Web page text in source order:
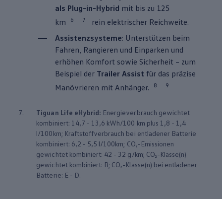
als Plug-in-Hybrid mit bis zu 125
km
6 7
rein elektrischer Reichweite.
Assistenzsysteme: Unterstützen beim
Fahren, Rangieren und Einparken und
erhöhen Komfort sowie Sicherheit – zum
Beispiel der Trailer Assist für das präzise
Manövrieren mit Anhänger.
8 9
7. Tiguan Life eHybrid: Energieverbrauch gewichtet
kombiniert: 14,7 - 13,6 kWh/100 km plus 1,8 - 1,4
l/100km; Kraftstoffverbrauch bei entladener Batterie
kombiniert: 6,2 - 5,5 l/100km; CO₂-Emissionen
gewichtet kombiniert: 42 - 32 g/km; CO₂-Klasse(n)
gewichtet kombiniert: B; CO₂-Klasse(n) bei entladener
Batterie: E - D.